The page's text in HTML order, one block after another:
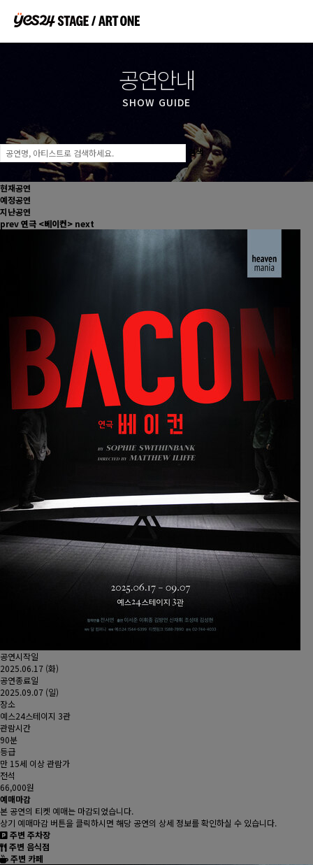
공연안내
SHOW GUIDE
검색
현재공연
예정공연
지난공연
prev연극 <베이컨> next
공연시작일
2025.06.17 (화)
공연종료일
2025.09.07 (일)
장소
예스24스테이지 3관
관람시간
90분
등급
만 15세 이상 관람가
전석
66,000원
예매마감
본 공연의 티켓 예매는 마감되었습니다.
상기 예매마감 버튼을 클릭하시면 해당 공연의 상세 정보를 확인하실 수 있습니다.
주변 주차장
주변 음식점
주변 카페